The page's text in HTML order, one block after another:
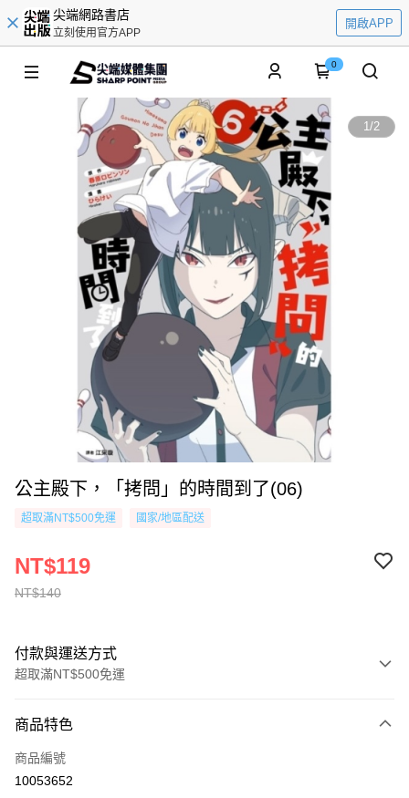
尖端網路書店
立刻使用官方APP
開啟APP
0
1/2
公主殿下，「拷問」的時間到了(06)
超取滿NT$500免運 國家/地區配送
NT$140
NT$119
付款與運送方式
超取滿NT$500免運
信用卡一次付款
超商取貨付款
商品特色
商品編號
10053652